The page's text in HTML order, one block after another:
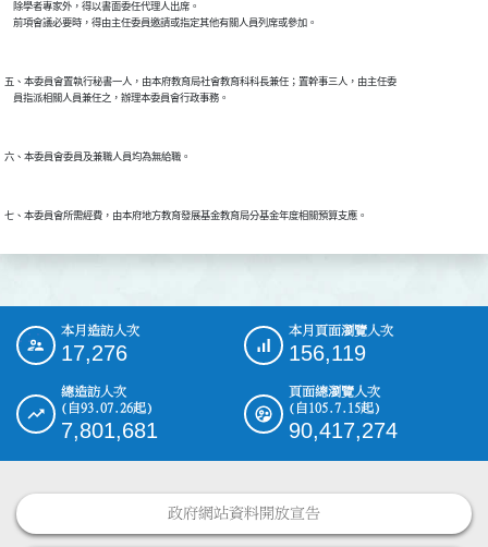
    除學者專家外，得以書面委任代理人出席。
五、本委員會置執行秘書一人，由本府教育局社會教育科科長兼任；置幹事三人，由主任委
::: 本月造訪人次
17,276
本月頁面瀏覽人次
156,119
總造訪人次
(自93.07.26起)
7,801,681
頁面總瀏覽人次
(自105.7.15起)
90,417,274
政府網站資料開放宣告